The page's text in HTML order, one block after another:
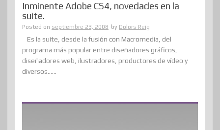
Inminente Adobe CS4, novedades en la
suite.
Posted on septiembre 23, 2008 by Dolors Reig
Es la suite, desde la fusión con Macromedia, del
programa más popular entre diseñadores gráficos,
diseñadores web, ilustradores, productores de vídeo y
diversos......